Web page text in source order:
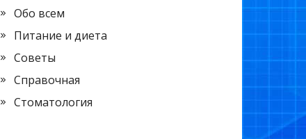
Обо всем
Питание и диета
Советы
Справочная
Стоматология